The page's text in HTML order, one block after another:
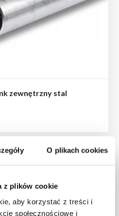
O plikach cookies
z plików cookie
aby korzystać z treści i
społecznościowe i
zewnętrzny stal